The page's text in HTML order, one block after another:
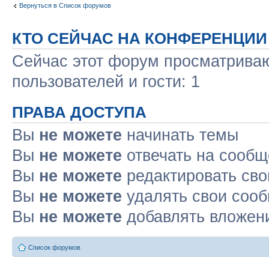
Вернуться в Список форумов
КТО СЕЙЧАС НА КОНФЕРЕНЦИИ
Сейчас этот форум
пользователей и гости: 1
ПРАВА ДОСТУПА
Вы не можете начинать темы
Вы не можете отвечать на
Вы не можете редактировать
Вы не можете удалять свои
Вы не можете добавлять
Список форумов